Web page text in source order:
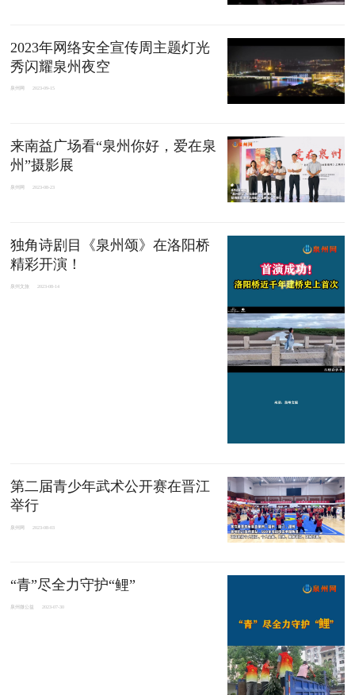
2023年网络安全宣传周主题灯光
秀闪耀泉州夜空
泉州网 2023-09-15
来南益广场看“泉州你好，爱在泉
州”摄影展
泉州网 2023-08-23
独角诗剧目《泉州颂》在洛阳桥
精彩开演！
泉州文旅 2023-08-14
第二届青少年武术公开赛在晋江
举行
泉州网 2023-08-03
“青”尽全力守护“鲤”
泉州微公益 2023-07-30